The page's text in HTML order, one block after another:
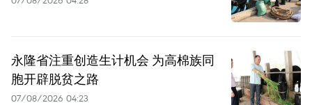
永隆省注重创造生计机会 为高棉族同
胞开辟脱贫之路
07/08/2026 04:23